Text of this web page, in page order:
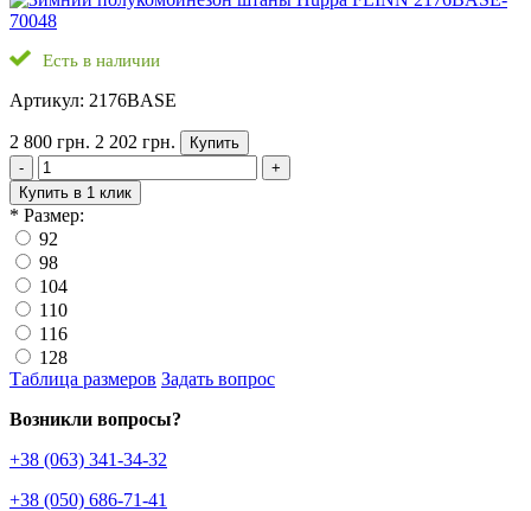
Есть в наличии
Артикул: 2176BASE
2 800 грн. 2 202 грн.
Купить
-
+
Купить в 1 клик
* Размер:
92
98
104
110
116
128
Таблица размеров Задать вопрос
Возникли вопросы?
+38 (063) 341-34-32
+38 (050) 686-71-41